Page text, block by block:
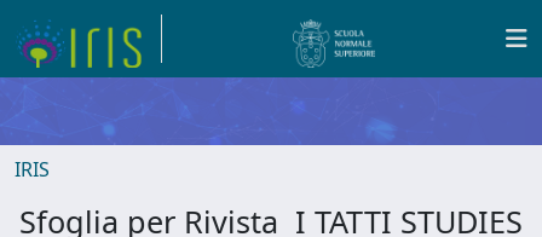
IRIS
Sfoglia per Rivista I TATTI STUDIES